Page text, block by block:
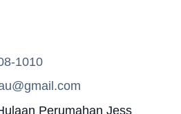
1010
Perumahan Jess